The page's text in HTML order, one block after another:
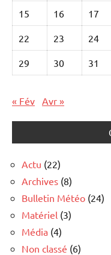
15 16 17
22 23 24
29 30 31
« Fév Avr »
Actu (22)
Archives (8)
Bulletin Météo (24)
Matériel (3)
Média (4)
Non classé (6)